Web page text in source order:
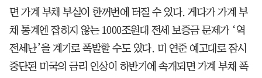
면 가계 부채 부실이 한꺼번에 터질 수 있다. 게다가 가계 부
채 통계엔 잡히지 않는 1000조원대 전세 보증금 문제가 ‘역
전세난’을 계기로 폭발할 수도 있다. 미 연준 예고대로 잠시
중단된 미국의 금리 인상이 하반기에 속개되면 가계 부채 폭